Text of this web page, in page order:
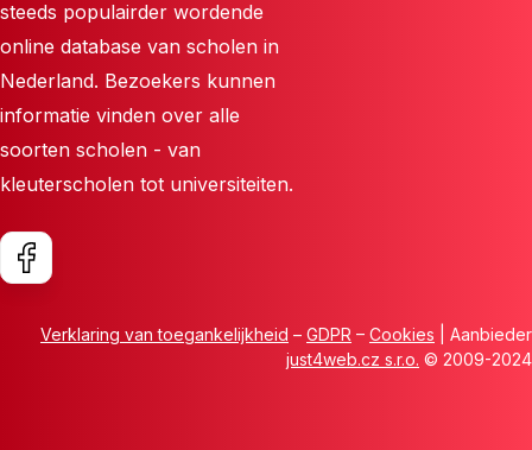
steeds populairder wordende
online database van scholen in
Nederland. Bezoekers kunnen
informatie vinden over alle
soorten scholen - van
kleuterscholen tot universiteiten.
Verklaring van toegankelijkheid – GDPR – Cookies | Aanbieder
just4web.cz s.r.o. © 2009-2024